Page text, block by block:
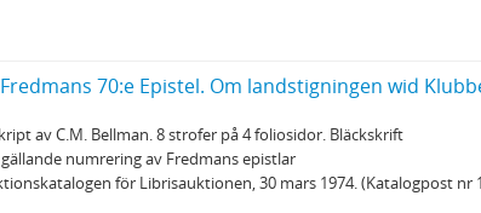
70:e Epistel. Om landstigningen wid
av C.M. Bellman. 8 strofer på 4 foliosidor. Bläckskrift
numrering av Fredmans epistlar
för Librisauktionen, 30 mars 1974. (Katalogpost nr